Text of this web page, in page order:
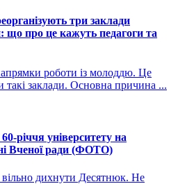
три заклади
що про це кажуть педагоги та
роботи із молоддю. Це
такі заклади. Основна причина ...
річчя університету на
Вченої ради (ФОТО)
дихнути Десятнюк. Не